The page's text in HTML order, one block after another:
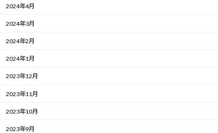
2024年4月
2024年3月
2024年2月
2024年1月
2023年12月
2023年11月
2023年10月
2023年9月